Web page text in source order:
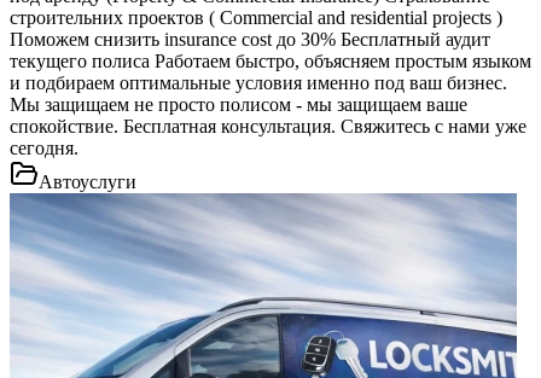
строительних проектов ( Commercial and residential projects )
Поможем снизить insurance cost до 30% Бесплатный аудит
текущего полиса Работаем быстро, объясняем простым языком
и подбираем оптимальные условия именно под ваш бизнес.
Мы защищаем не просто полисом - мы защищаем ваше
спокойствие. Бесплатная консультация. Свяжитесь с нами уже
сегодня.
Автоуслуги